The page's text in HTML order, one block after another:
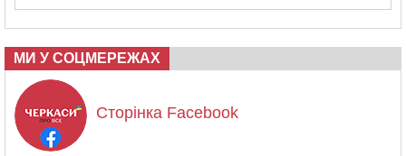
МИ У СОЦМЕРЕЖАХ
Сторінка Facebook